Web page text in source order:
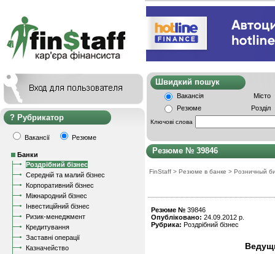
Рубрикатор
Вакансії Резюме
Банки
Роздрібний бізнес
Середній та малий бізнес
Корпоративний бізнес
Міжнародний бізнес
Інвестиційний бізнес
Ризик-менеджмент
Кредитування
Заставні операції
Казначейство
Швидкий
Вакансія
Місто
Резюме
Розділ
Ключові слова
Резюме № 39846
FinStaff > Резюме в банке > Розничный
Резюме № 39846
Опубліковано: 24.09.2012 р.
Рубрика: Роздрібний бізнес